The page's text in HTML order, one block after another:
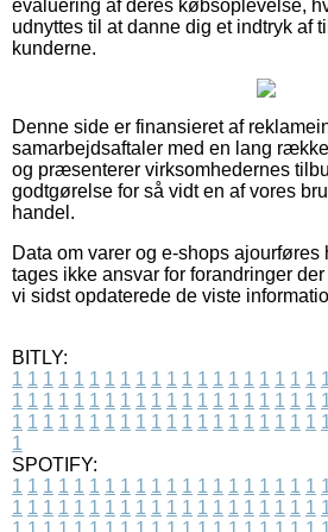
evaluering af deres købsoplevelse,
udnyttes til at danne dig et indtryk af
kunderne.
Denne side er finansieret af
samarbejdsaftaler med en lang
og præsenterer virksomhedernes
godtgørelse for så vidt en af vores
handel.
Data om varer og e-shops ajourføres
tages ikke ansvar for forandringer
vi sidst opdaterede de viste
BITLY:
1 1 1 1 1 1 1 1 1 1 1 1 1 1 1 1 1 1 1 1
1 1 1 1 1 1 1 1 1 1 1 1 1 1 1 1 1 1 1 1
1 1 1 1 1 1 1 1 1 1 1 1 1 1 1 1 1 1 1 1
1
SPOTIFY:
1 1 1 1 1 1 1 1 1 1 1 1 1 1 1 1 1 1 1 1
1 1 1 1 1 1 1 1 1 1 1 1 1 1 1 1 1 1 1 1